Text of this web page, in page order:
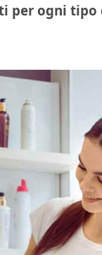
per ogni